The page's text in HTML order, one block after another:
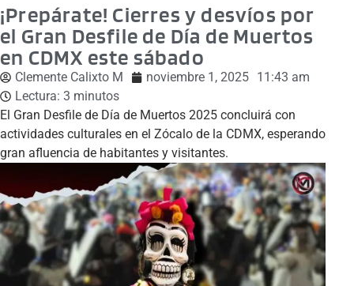
¡Prepárate! Cierres y desvíos por
el Gran Desfile de Día de Muertos
en CDMX este sábado
Clemente Calixto M noviembre 1, 2025 11:43 am
Lectura: 3 minutos
El Gran Desfile de Día de Muertos 2025 concluirá con
actividades culturales en el Zócalo de la CDMX, esperando
gran afluencia de habitantes y visitantes.